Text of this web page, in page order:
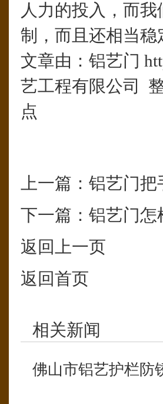
人力的投入，而
制，而且还相当稳
文章由：铝艺门
艺工程有限公司
点
上一篇： 铝艺门把
下一篇： 铝艺门怎
返回上一页
返回首页
相关新闻
佛山市铝艺护栏